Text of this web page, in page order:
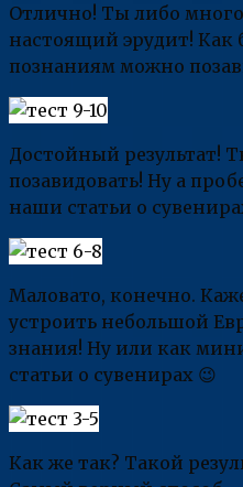
Отлично! Ты либо
настоящий эрудит!
познаниям можно
Достойный результат!
позавидовать! Ну а
наши статьи о
Маловато, конечно.
устроить небольшой
знания! Ну или как
статьи о сувенирах 😉
Как же так? Такой